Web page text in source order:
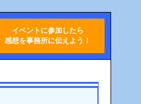
イベントに参加したら
感想を事務所に伝えよう！